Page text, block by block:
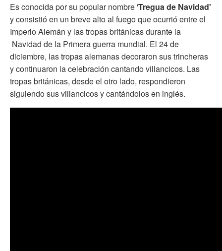
Es conocida por su popular nombre 'Tregua de Navidad'
y consistió en un breve alto al fuego que ocurrió entre el
Imperio Alemán y las tropas británicas durante la
Navidad de la Primera guerra mundial. El 24 de
diciembre, las tropas alemanas decoraron sus trincheras
y continuaron la celebración cantando villancicos. Las
tropas británicas, desde el otro lado, respondieron
siguiendo sus villancicos y cantándolos en inglés.